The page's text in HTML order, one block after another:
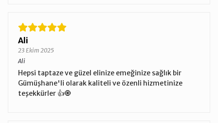
Ali
23 Ekim 2025
Ali
Hepsi taptaze ve güzel elinize emeğinize sağlık bir
Gümüşhane'li olarak kaliteli ve özenli hizmetinize
teşekkürler 👍🧿